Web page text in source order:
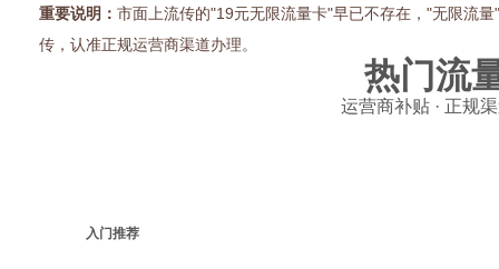
重要说明： 市面上流传的"19元无限流量卡"早已不存在，"无限流
传，认准正规运营商渠道办理。
热门流
运营商补贴 · 正规
入门推荐